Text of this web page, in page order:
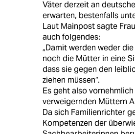
Väter derzeit an
erwarten, bestenfalls
Laut Mainpost sagte
auch folgendes:
„Damit werden weder
noch die Mütter in eine
dass sie gegen den
ziehen müssen“.
Es geht also
verweigernden Müttern
Da sich Familienrichter
Kompetenzen der